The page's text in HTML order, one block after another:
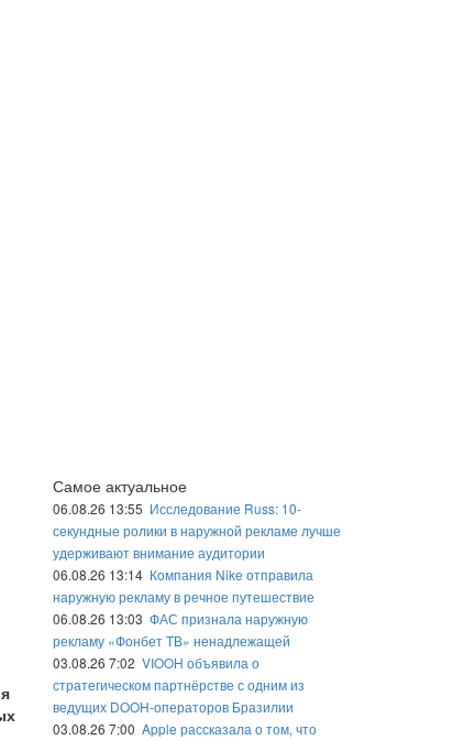
Самое актуальное
06.08.26 13:55 Исследование Russ: 10-
секундные ролики в наружной рекламе лучше
удерживают внимание аудитории
06.08.26 13:14 Компания Nike отправила
наружную рекламу в речное путешествие
06.08.26 13:03 ФАС признала наружную
рекламу «Фонбет ТВ» ненадлежащей
03.08.26 7:02 VIOOH объявила о
стратегическом партнёрстве с одним из
ведущих DOOH-операторов Бразилии
03.08.26 7:00 Apple рассказала о том, что